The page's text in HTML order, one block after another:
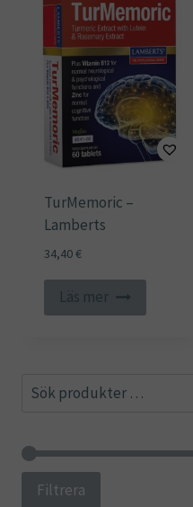
TurMemoric –
Lamberts
34,40€
Läs mer
Sök
Filtrera